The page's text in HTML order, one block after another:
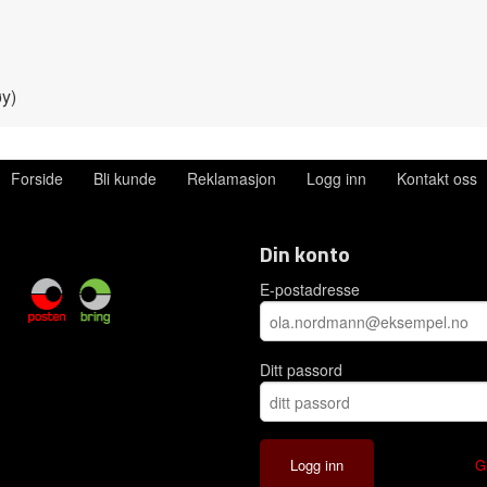
Forside Bli kunde Reklamasjon Logg inn Kontakt oss
Din konto
E-postadresse
Ditt passord